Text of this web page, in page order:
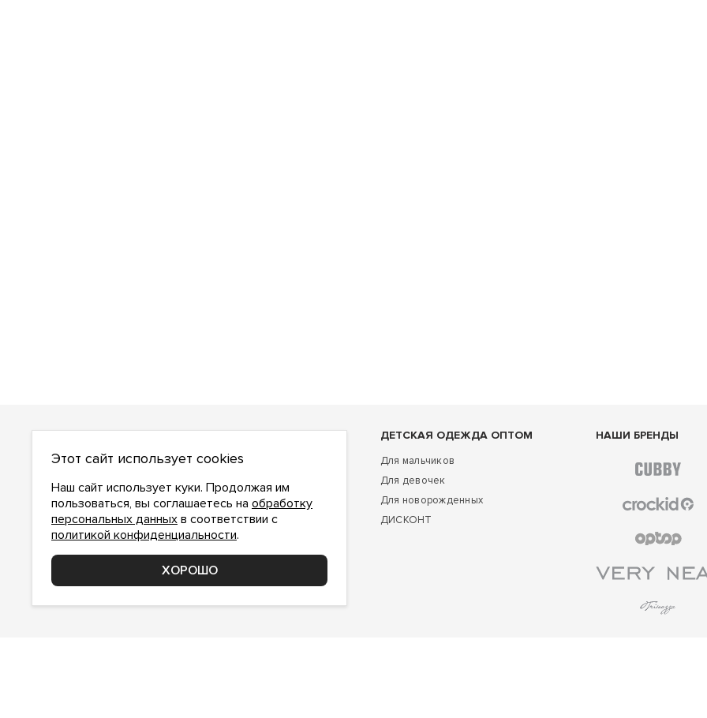
О НАС
О компании
Как сделать заказ
Условия работы
Доставка и оплата
Возврат
ДЕТСКАЯ ОДЕЖДА ОПТОМ
Для мальчиков
Для девочек
Для новорожденных
ДИСКОНТ
НАШИ БРЕНДЫ
Этот сайт использует cookies
Наш сайт использует куки. Продолжая им
пользоваться, вы соглашаетесь на обработку
персональных данных в соответствии с
политикой конфиденциальности.
ХОРОШО